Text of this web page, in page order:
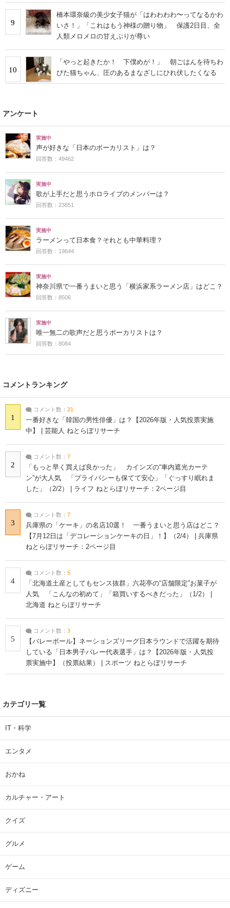
9
橋本環奈級の美少女子猫が「はわわわわ〜ってなるかわ
いさ！」「これはもう神様の贈り物」 保護2日目、全
人類メロメロの甘えぶりが尊い
10
「やっと起きたか！ 下僕めが！」 朝ごはんを待ちわ
びた猫ちゃん、圧のあるまなざしにひれ伏したくなる
アンケート
実施中
声が好きな「日本のボーカリスト」は？
回答数：49462
実施中
歌が上手だと思うホロライブのメンバーは？
回答数：23851
実施中
ラーメンって日本食？それとも中華料理？
回答数：19644
実施中
神奈川県で一番うまいと思う「横浜家系ラーメン店」はどこ？
回答数：8506
実施中
唯一無二の歌声だと思うボーカリストは？
回答数：8084
コメントランキング
1
コメント数： 21
一番好きな「韓国の男性俳優」は？【2026年版・人気投票実施
中】 | 芸能人 ねとらぼリサーチ
2
コメント数： 7
「もっと早く買えば良かった」 カインズの“車内遮光カーテ
ン”が大人気 「プライバシーも保てて安心」「ぐっすり眠れま
した」（2/2） | ライフ ねとらぼリサーチ：2ページ目
3
コメント数： 7
兵庫県の「ケーキ」の名店10選！ 一番うまいと思う店はどこ？
【7月12日は「デコレーションケーキの日」！】（2/4） | 兵庫県
ねとらぼリサーチ：2ページ目
4
コメント数： 5
「北海道土産としてもセンス抜群」六花亭の“店舗限定”お菓子が
人気 「こんなの初めて」「箱買いするべきだった」（1/2） |
北海道 ねとらぼリサーチ
5
コメント数： 3
【バレーボール】ネーションズリーグ日本ラウンドで活躍を期待
している「日本男子バレー代表選手」は？【2026年版・人気投
票実施中】（投票結果） | スポーツ ねとらぼリサーチ
カテゴリ一覧
IT・科学
エンタメ
おかね
カルチャー・アート
クイズ
グルメ
ゲーム
ディズニー